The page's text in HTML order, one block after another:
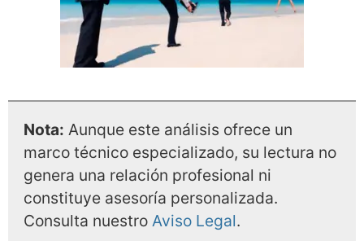
Nota: Aunque este análisis ofrece un
marco técnico especializado, su lectura no
genera una relación profesional ni
constituye asesoría personalizada.
Consulta nuestroAviso Legal.